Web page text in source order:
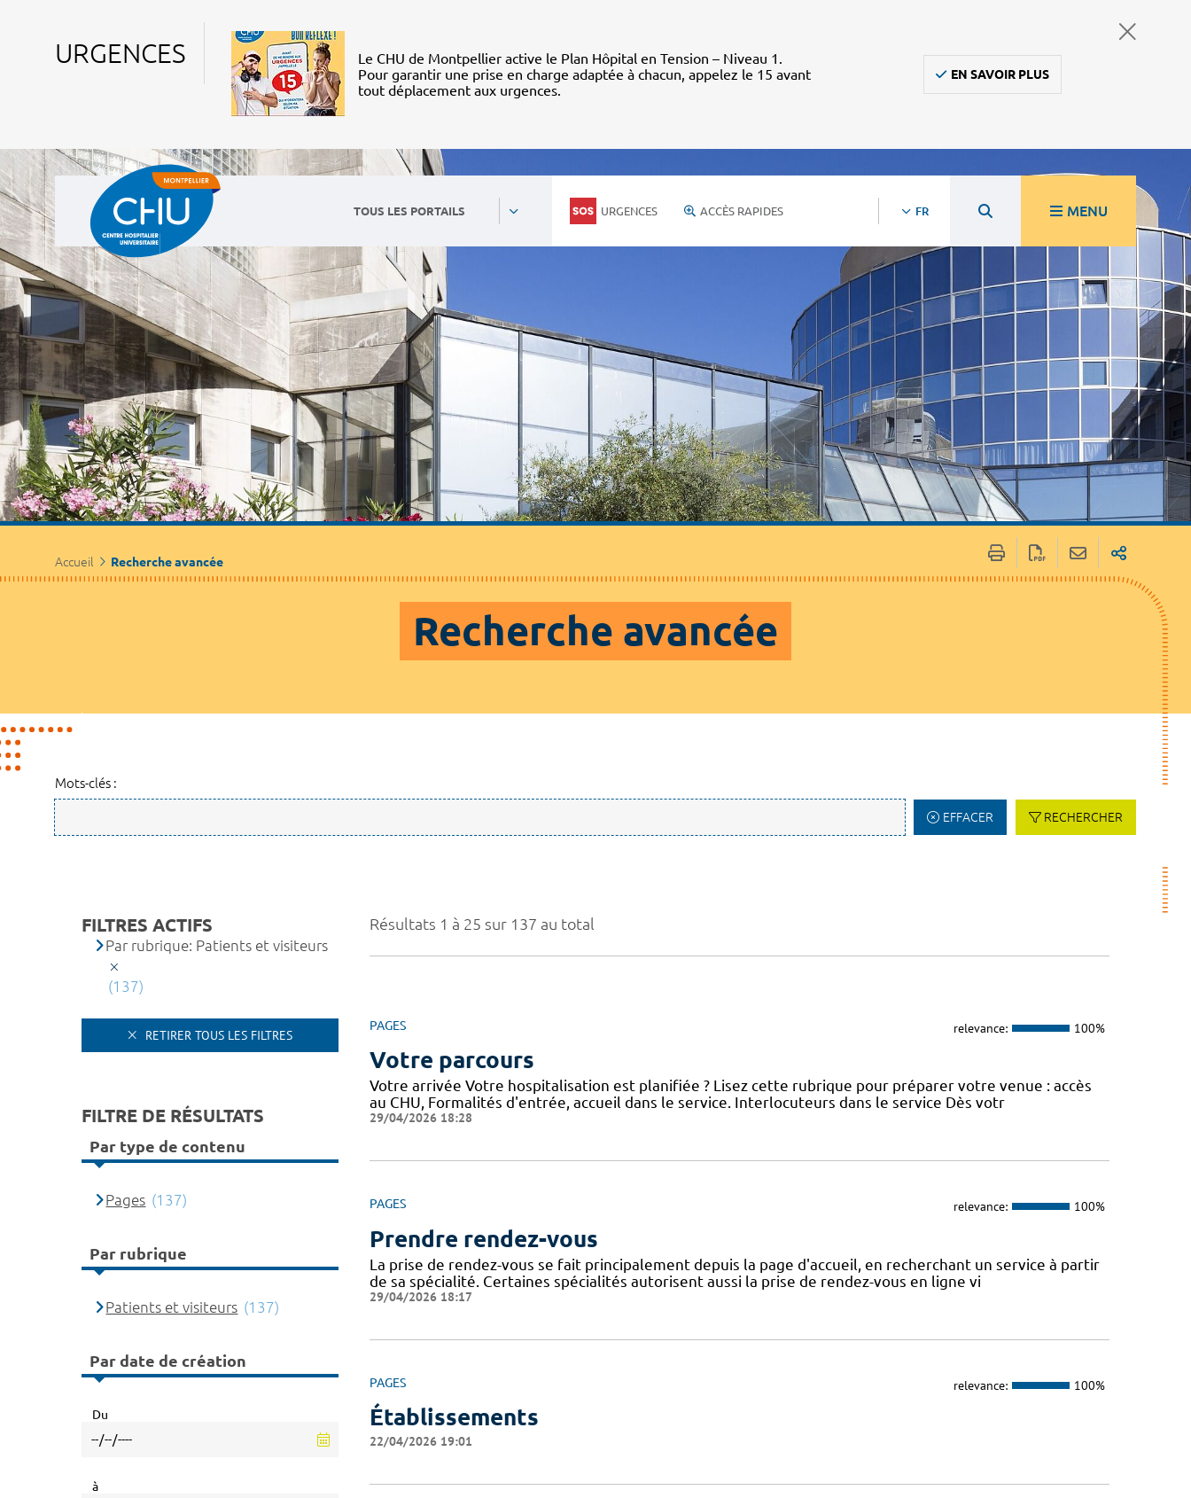
URGENCES
Le CHU de Montpellier active le Plan Hôpital en Tension – Niveau 1.
Pour garantir une prise en charge adaptée à chacun, appelez le 15 avant
tout déplacement aux urgences.
EN SAVOIR PLUS
TOUS LES PORTAILS URGENCES ACCÈS RAPIDES FR MENU
Accueil Recherche avancée
Recherche avancée
Mots-clés :
EFFACER RECHERCHER
Résultats 1 à 25 sur 137 au total
PAGES relevance: 100%
Votre parcours
Votre arrivée Votre hospitalisation est planifiée ? Lisez cette rubrique pour préparer votre venue : accès
au CHU, Formalités d'entrée, accueil dans le service. Interlocuteurs dans le service Dès votr
29/04/2026 18:28
PAGES relevance: 100%
Prendre rendez-vous
La prise de rendez-vous se fait principalement depuis la page d'accueil, en recherchant un service à partir
de sa spécialité. Certaines spécialités autorisent aussi la prise de rendez-vous en ligne vi
29/04/2026 18:17
PAGES relevance: 100%
Établissements
22/04/2026 19:01
FILTRES ACTIFS
Par rubrique: Patients et visiteurs
(137)
RETIRER TOUS LES FILTRES
FILTRE DE RÉSULTATS
Par type de contenu
Pages (137)
Par rubrique
Patients et visiteurs (137)
Par date de création
Du
à